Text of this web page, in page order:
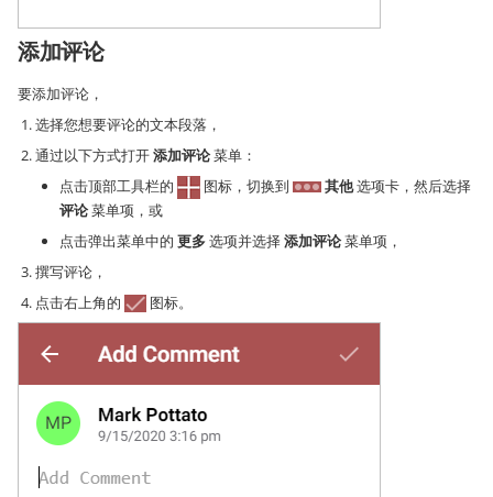
添加评论
要添加评论，
选择您想要评论的文本段落，
通过以下方式打开添加评论菜单：
点击顶部工具栏的
图标，切换到 其他选项卡，然后选择
评论菜单项，或
点击弹出菜单中的 更多选项并选择添加评论菜单项，
撰写评论，
点击右上角的
图标。